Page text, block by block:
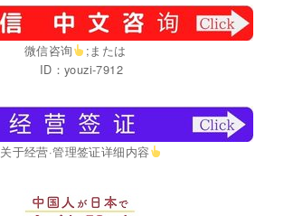
微信咨询
;または
ID：youzi-7912
关于经营·管理签证详细内容